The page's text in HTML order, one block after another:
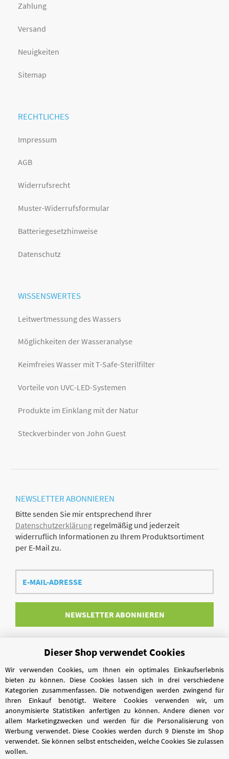
Zahlung
Versand
Neuigkeiten
Sitemap
RECHTLICHES
Impressum
AGB
Widerrufsrecht
Muster-Widerrufsformular
Batteriegesetzhinweise
Datenschutz
WISSENSWERTES
Leitwertmessung des Wassers
Möglichkeiten der Wasseranalyse
Keimfreies Wasser mit T-Safe-Sterilfilter
Vorteile von UVC-LED-Systemen
Produkte im Einklang mit der Natur
Steckverbinder von John Guest
NEWSLETTERABONNIEREN
Bitte senden Sie mir entsprechend Ihrer
Datenschutzerklärung regelmäßig und jederzeit
widerruflich Informationen zu Ihrem Produktsortiment
per E-Mail zu.
E-
Mail-
Adresse
NEWSLETTERABONNIEREN
Vertrag widerrufen
Dieser Shop verwendet Cookies
Wir verwenden Cookies, um Ihnen ein optimales Einkaufserlebnis
bieten zu können. Diese Cookies lassen sich in drei verschiedene
Kategorien zusammenfassen. Die notwendigen werden zwingend für
Ihren Einkauf benötigt. Weitere Cookies verwenden wir, um
anonymisierte Statistiken anfertigen zu können. Andere dienen vor
allem Marketingzwecken und werden für die Personalisierung von
Werbung verwendet. Diese Cookies werden durch 9 Dienste im Shop
verwendet. Sie können selbst entscheiden, welche Cookies Sie zulassen
wollen.